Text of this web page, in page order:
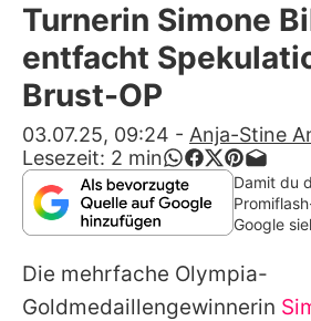
Stars
Filme & Serien
Lifestyle
Familie &
Promiflash
Alle Themen auf
Turnerin Simone
entfacht
Brust-OP
03.07.25, 09:24 - Anja-Stine
Lesezeit: 2 min
Damit du
Google
Die mehrfache Olympia-
Goldmedaillengewinnerin